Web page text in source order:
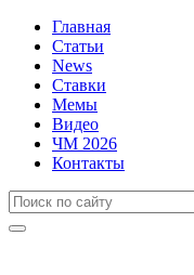
Главная
Статьи
News
Ставки
Мемы
Видео
ЧМ 2026
Контакты